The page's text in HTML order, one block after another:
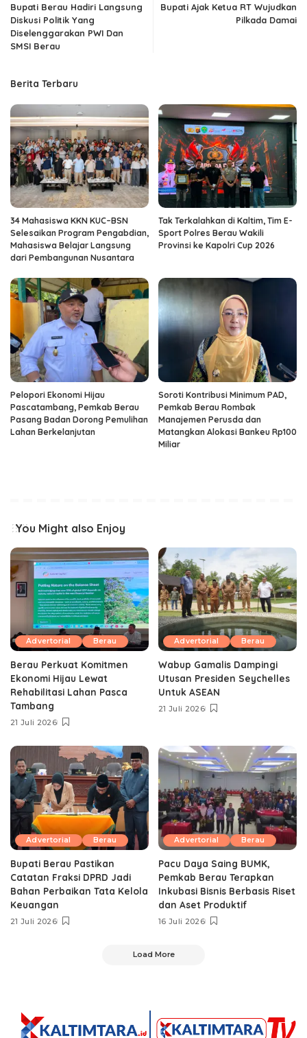
Bupati Berau Hadiri Langsung
Diskusi Politik Yang
Diselenggarakan PWI Dan
SMSI Berau
Bupati Ajak Ketua RT Wujudkan
Pilkada Damai
Berita Terbaru
34 Mahasiswa KKN KUC–BSN
Selesaikan Program Pengabdian,
Mahasiswa Belajar Langsung
dari Pembangunan Nusantara
Tak Terkalahkan di Kaltim, Tim E-
Sport Polres Berau Wakili
Provinsi ke Kapolri Cup 2026
Pelopori Ekonomi Hijau
Pascatambang, Pemkab Berau
Pasang Badan Dorong Pemulihan
Lahan Berkelanjutan
Soroti Kontribusi Minimum PAD,
Pemkab Berau Rombak
Manajemen Perusda dan
Matangkan Alokasi Bankeu Rp100
Miliar
You Might also Enjoy
Advertorial Berau
Berau Perkuat Komitmen
Ekonomi Hijau Lewat
Rehabilitasi Lahan Pasca
Tambang
21 Juli 2026
Advertorial Berau
Wabup Gamalis Dampingi
Utusan Presiden Seychelles
Untuk ASEAN
21 Juli 2026
Advertorial Berau
Bupati Berau Pastikan
Catatan Fraksi DPRD Jadi
Bahan Perbaikan Tata Kelola
Keuangan
21 Juli 2026
Advertorial Berau
Pacu Daya Saing BUMK,
Pemkab Berau Terapkan
Inkubasi Bisnis Berbasis Riset
dan Aset Produktif ‎
16 Juli 2026
Load More